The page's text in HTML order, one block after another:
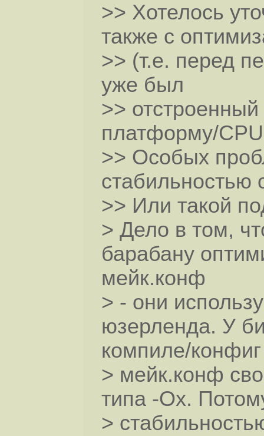
>> Хотелось
также с
>> (т.е. перед
уже был
>>
платформу/
>> Особых
стабильностью
>> Или такой
> Дело в том,
барабану
мейк.конф
> - они
юзерленда. У
компиле/конфиг
> мейк.конф
типа -Ох.
>